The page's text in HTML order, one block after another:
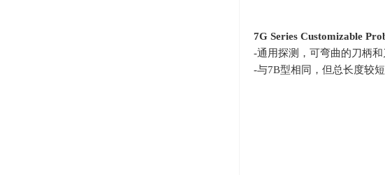
7G Series Customizable
-通用探测，可弯曲的刀柄和
-与7B型相同，但总长度较短